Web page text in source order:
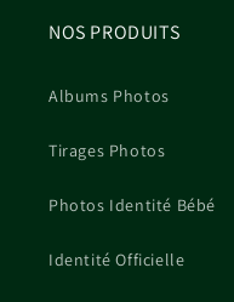
NOS PRODUITS
Albums Photos
Tirages Photos
Photos Identité Bébé
Identité Officielle